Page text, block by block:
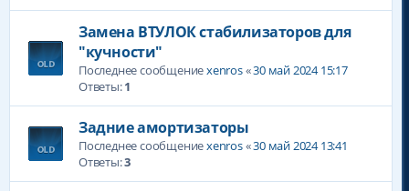
Замена ВТУЛОК стабилизаторов для
"кучности"
Последнее сообщениеxenros«30 май 2024 15:17
Ответы:1
Задние амортизаторы
Последнее сообщениеxenros«30 май 2024 13:41
Ответы:3